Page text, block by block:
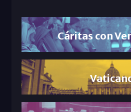
Cáritas con